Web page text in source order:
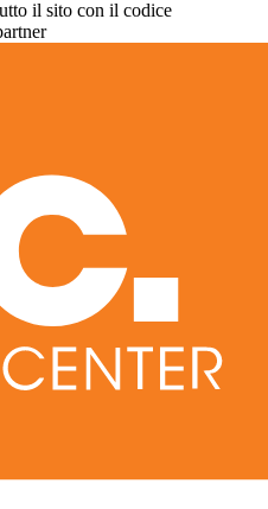
il sito con il codice